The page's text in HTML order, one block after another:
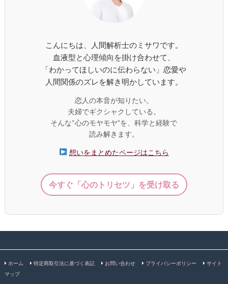
こんにちは、人間解析士のミサワです。
血液型と心理傾向を掛け合わせて、
「わかってほしいのに伝わらない」恋愛や
人間関係のズレを解き明かしています。
恋人の本音が知りたい。
夫婦でギクシャクしている。
そんな“心のモヤモヤ”を、科学と経験で
読み解きます。
想いをまとめたページはこちら
今すぐ「心のトリセツ」を受け取る
ホーム 特定商取引法に基づく表記 お問い合わせ プライバシーポリシー
サイト
マップ